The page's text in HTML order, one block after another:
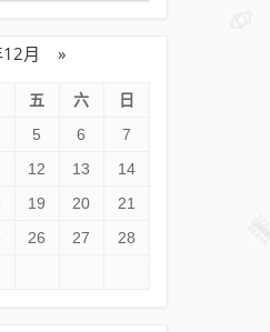
月 »
五 六
日
5 6
7
12 13
14
19 20
21
26 27
28